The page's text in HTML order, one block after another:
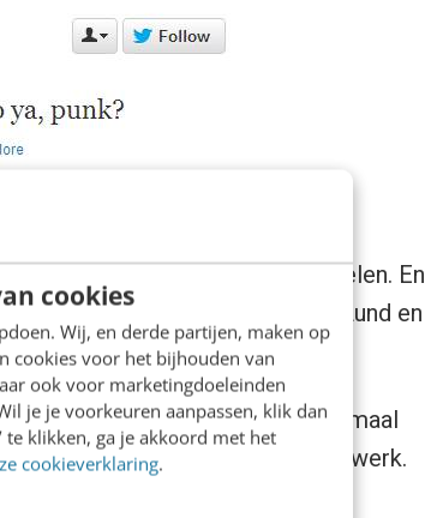
cookies
Wij, en derde partijen, maken op
cookies voor het bijhouden van
ook voor marketingdoeleinden
je je voorkeuren aanpassen, klik dan
te klikken, ga je akkoord met het
cookieverklaring.
je eigen Facebook-account spelen. En
is door Kyle McDonald, Jonas Lund en
GitHub.
eenvoudig. We worden allemaal
met ons digitiale sociale netwerk.
duwtje in de juiste richting: